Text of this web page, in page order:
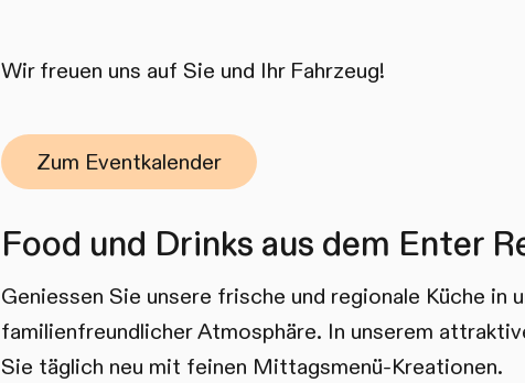
Wir freuen uns auf Sie und Ihr Fahrzeug!
Zum Eventkalender
Food und Drinks aus dem Enter
Geniessen Sie unsere frische und regionale Küche in
familienfreundlicher Atmosphäre. In unserem
Sie täglich neu mit feinen Mittagsmenü-Kreationen.